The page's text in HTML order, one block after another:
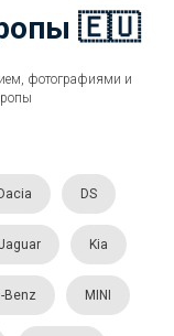
🇪🇺
фотографиями и
Dacia DS
Kia
Benz MINI